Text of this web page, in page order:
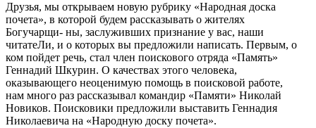
Друзья, мы открываем новую рубрику «Народная доска
почета», в которой будем рассказывать о жителях
Богучарщи- ны, заслуживших признание у вас, наши
читатеЛи, и о которых вы предложили написать. Первым, о
ком пойдет речь, стал член поискового отряда «Память»
Геннадий Шкурин. О качествах этого человека,
оказывающего неоценимую помощь в поисковой работе,
нам много раз рассказывал командир «Памяти» Николай
Новиков. Поисковики предложили выставить Геннадия
Николаевича на «Народную доску почета».